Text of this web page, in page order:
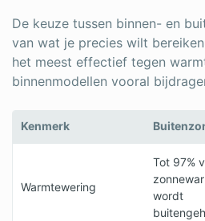
De keuze tussen binnen- en
van wat je precies wilt
het meest effectief tegen
binnenmodellen vooral
Kenmerk
Warmtewering
Tot 97%
wordt